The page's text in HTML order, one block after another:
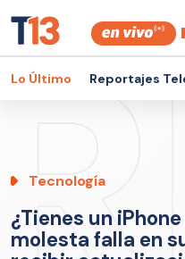
Lo Último Reportajes
Tecnología
¿Tienes un
molesta falla en